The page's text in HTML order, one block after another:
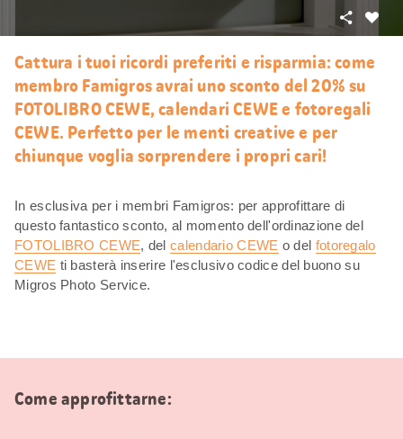
Condividi
Cattura i tuoi ricordi preferiti e risparmia: come
membro Famigros avrai uno sconto del 20% su
FOTOLIBRO CEWE, calendari CEWE e fotoregali
CEWE. Perfetto per le menti creative e per
chiunque voglia sorprendere i propri cari!
In esclusiva per i membri Famigros: per approfittare di
questo fantastico sconto, al momento dell'ordinazione del
FOTOLIBRO CEWE, delcalendario CEWE o del fotoregalo
CEWE ti basterà inserire l'esclusivo codice del buono su
Migros Photo Service.
Come approfittarne: